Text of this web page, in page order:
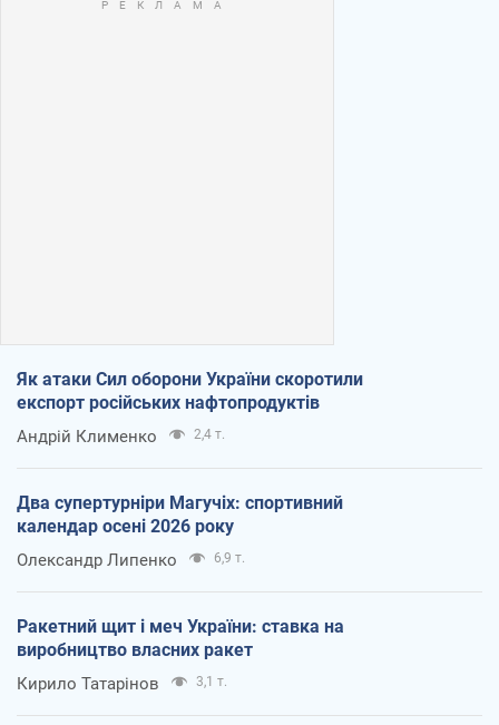
Як атаки Сил оборони України скоротили
експорт російських нафтопродуктів
Андрій Клименко 2,4 т.
Два супертурніри Магучіх: спортивний
календар осені 2026 року
Олександр Липенко 6,9 т.
Ракетний щит і меч України: ставка на
виробництво власних ракет
Кирило Татарінов 3,1 т.